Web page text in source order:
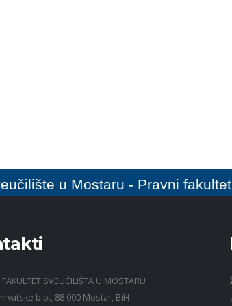
u Mostaru - Pravni fakultet
SVEUČILIŠTA U MOSTARU
b.b., 88 000 Mostar, BiH